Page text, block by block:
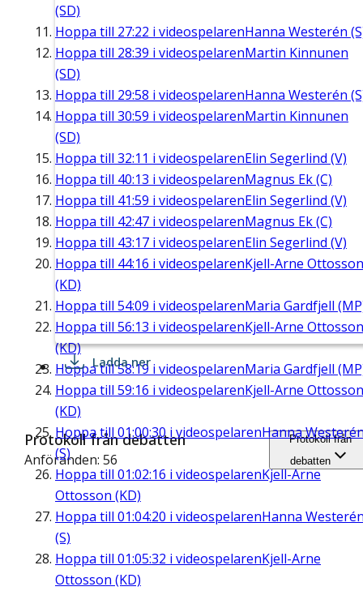
(SD)
Hoppa till 27:22 i videospelarenHanna Westerén
Hoppa till 28:39 i videospelarenMartin Kinnunen
(SD)
Hoppa till 29:58 i videospelarenHanna Westerén
Hoppa till 30:59 i videospelarenMartin Kinnunen
(SD)
Hoppa till 32:11 i videospelarenElin Segerlind (V)
Hoppa till 40:13 i videospelarenMagnus Ek (C)
Hoppa till 41:59 i videospelarenElin Segerlind (V)
Hoppa till 42:47 i videospelarenMagnus Ek (C)
Hoppa till 43:17 i videospelarenElin Segerlind (V)
Hoppa till 44:16 i videospelarenKjell-Arne Ottosson
(KD)
Hoppa till 54:09 i videospelarenMaria Gardfjell
Hoppa till 56:13 i videospelarenKjell-Arne Ottosson
(KD)
Hoppa till58:19 i videospelarenMaria Gardfjell
Hoppa till 59:16 i videospelarenKjell-Arne Ottosson
(KD)
Hoppa till 01:00:30 i videospelarenHanna
(S)
Hoppa till 01:02:16 i videospelarenKjell-Arne
Ottosson (KD)
Hoppa till 01:04:20 i videospelarenHanna
(S)
Hoppa till 01:05:32 i videospelarenKjell-Arne
Ottosson (KD)
Ladda ner
Protokoll från debatten
Anföranden: 56
Protokoll från
debatten